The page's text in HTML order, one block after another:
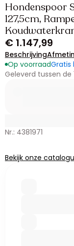
Hondenspoor
127,5cm,
€ 1.147,99
Beschrijving
Op voorraadGratis
Geleverd tussen
Nr.: 4381971
Bekijk onze